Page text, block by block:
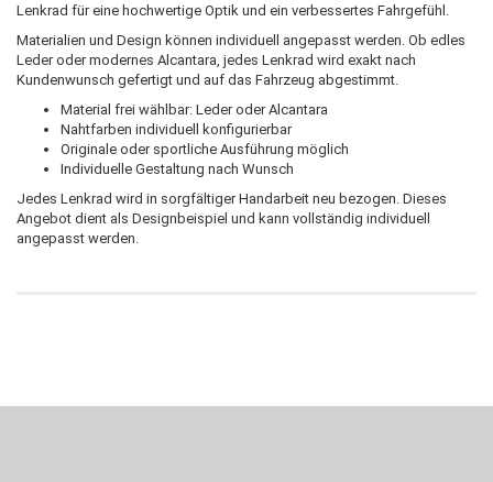
Lenkrad für eine hochwertige Optik und ein verbessertes Fahrgefühl.
Materialien und Design können individuell angepasst werden. Ob edles
Leder oder modernes Alcantara, jedes Lenkrad wird exakt nach
Kundenwunsch gefertigt und auf das Fahrzeug abgestimmt.
Material frei wählbar: Leder oder Alcantara
Nahtfarben individuell konfigurierbar
Originale oder sportliche Ausführung möglich
Individuelle Gestaltung nach Wunsch
Jedes Lenkrad wird in sorgfältiger Handarbeit neu bezogen. Dieses
Angebot dient als Designbeispiel und kann vollständig individuell
angepasst werden.